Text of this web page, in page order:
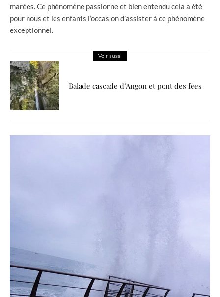
marées. Ce phénomène passionne et bien entendu cela a été
pour nous et les enfants l’occasion d’assister à ce phénomène
exceptionnel.
Voir aussi
Balade cascade d’Angon et pont des fées